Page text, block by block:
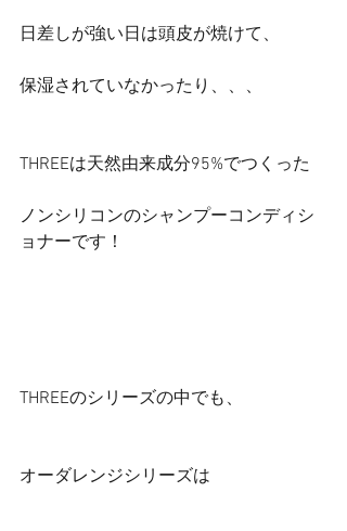
日差しが強い日は頭皮が焼けて、
保湿されていなかったり、、、
THREEは天然由来成分95%でつくった
ノンシリコンのシャンプーコンディシ
ョナーです！
THREEのシリーズの中でも、
オーダレンジシリーズは